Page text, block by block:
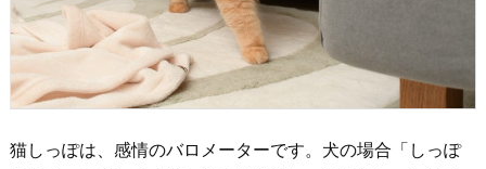
猫しっぽは、感情のバロメーターです。犬の場合「しっぽ